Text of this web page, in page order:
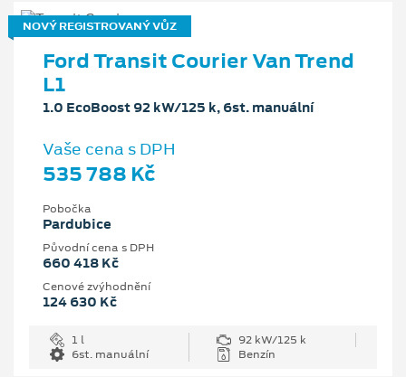
NOVÝ REGISTROVANÝ VŮZ
Ford Transit Courier Van Trend
L1
1.0 EcoBoost 92 kW/125 k, 6st. manuální
Vaše cena s DPH
535 788 Kč
Pobočka
Pardubice
Původní cena s DPH
660 418 Kč
Cenové zvýhodnění
124 630 Kč
1 l
92 kW/125 k
6st. manuální
Benzín